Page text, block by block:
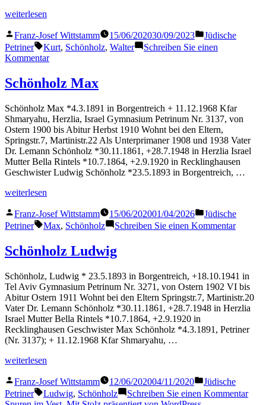
„Schönholz
Kurt“
weiterlesen
Veröffentlicht
von
Franz-Josef Wittstamm 15/06/202030/09/2023
Veröffentlicht
in
Jüdische
Petriner
Schlagwörter:
Kurt, Schönholz, Walter
Schreiben Sie einen
Kommentarzu
Walter
Kurt
Schönholz Max
Schönholz Max *4.3.1891 in Borgentreich + 11.12.1968 Kfar
Shmaryahu, Herzlia, Israel Gymnasium Petrinum Nr. 3137, von
Ostern 1900 bis Abitur Herbst 1910 Wohnt bei den Eltern,
Springstr.7, Martinistr.22 Als Unterprimaner 1908 und 1938 Vater
Dr. Lemann Schönholz *30.11.1861, +28.7.1948 in Herzlia Israel
Mutter Bella Rintels *10.7.1864, +2.9.1920 in Recklinghausen
Geschwister Ludwig Schönholz *23.5.1893 in Borgentreich, …
„Schönholz
weiterlesen
Veröffentlicht
von
Franz-Josef Wittstamm 15/06/202001/04/2026
Veröffentlicht
in
Jüdische
Petriner
Schlagwörter:
Max, Schönholz Schreiben Sie einen Kommentarzu
Schönholz Ludwig
Schönholz, Ludwig * 23.5.1893 in Borgentreich, +18.10.1941 in
Tel Aviv Gymnasium Petrinum Nr. 3271, von Ostern 1902 VI bis
Abitur Ostern 1911 Wohnt bei den Eltern Springstr.7, Martinistr.20
Vater Dr. Lemann Schönholz *30.11.1861, +28.7.1948 in Herzlia
Israel Mutter Bella Rintels *10.7.1864, +2.9.1920 in
Recklinghausen Geschwister Max Schönholz *4.3.1891, Petriner
(Nr. 3137); + 11.12.1968 Kfar Shmaryahu, …
„Schönholz
weiterlesen
Veröffentlicht
von
Franz-Josef Wittstamm 12/06/202004/11/2020
Veröffentlicht
in
Jüdische
Petriner
Schlagwörter:
Ludwig, Schönholz Schreiben Sie einen Kommentarzu